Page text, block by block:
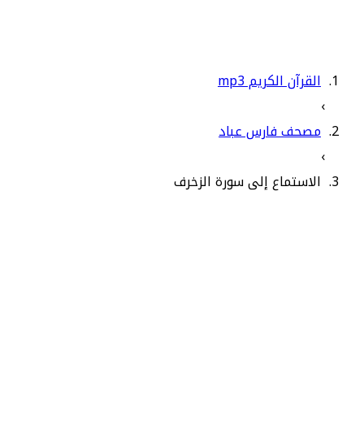
القرآن الكريم mp3
›
مصحف فارس عباد
›
الاستماع إلى سورة الزخرف